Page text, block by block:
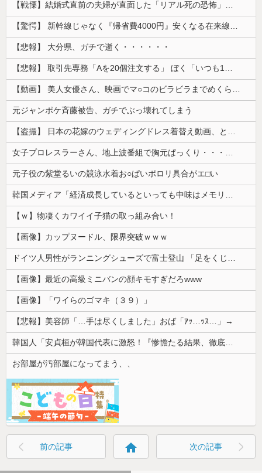
【戦慄】結婚式直前の夫婦が直面した「リアル死の恐怖」がヤバすぎる・・・・
【驚愕】 新幹線じゃなく『帰省費4000円』安くなる在来線で帰省した結果ｗｗｗｗｗ
【悲報】 大分県、ガチで逝く・・・・・・
【悲報】 取引先専務「Aを20個注文する」 ぼく「いつも1～2個しか使わないけど本当に20であってる？」 取専「あってる」→結果『こう』なったんだが...
【動画】 美人女優さん、映画でマ○コのビラビラまでめくらせてしまうｗｗｗｗｗｗ
元ジャンポケ斉藤被告、ガチでぶっ壊れてしまう
【盗撮】 日本の花嫁のウェディングドレス着替え動画、とんでもない神乳だと海外で話題に
女子プロレスラーさん、地上波番組で胸元ぱっくり・・・（※画像あり）
元子役の紫堂るいの競泳水着お○ぱいポロリ具合がエ□い
韓国メディア「経済成長しているといっても中味はメモリ価格だけ。雇用増加見通しが半減してしまった」……韓国の内需不況は根強い状況っすね
【ｗ】物凄くカワイイ子猫の取っ組み合い！
【画像】カップヌードル、限界突破ｗｗｗ
ドイツ人男性がランニングシューズで富士登山 「足をくじいて動けない」
【画像】最近の高級ミニバンの顔キモすぎだろwww
【画像】「ワイらのゴマキ（３９）」
【悲報】美容師「…手は尽くしました」おば「ｱｯ…ｯｽ…」→
韓国人「安貞桓が韓国代表に激怒！『惨憺たる結果、徹底的な刷新が必要だ』と監督や協会を痛烈批判」
お部屋が汚部屋になってまう、、
前の記事 home 次の記事